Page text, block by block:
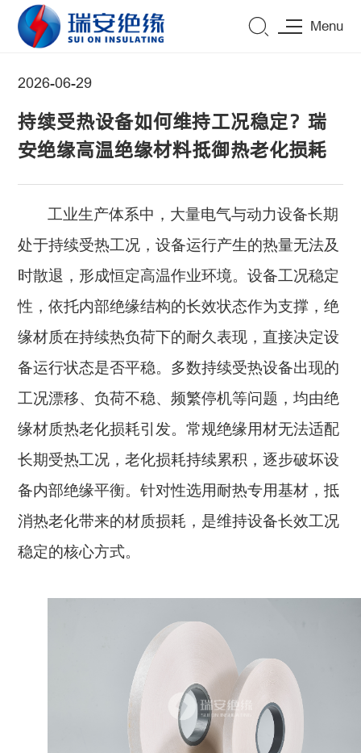
Menu
2026-06-29
持续受热设备如何维持工况稳定？瑞
安绝缘高温绝缘材料抵御热老化损耗
工业生产体系中，大量电气与动力设备长期
处于持续受热工况，设备运行产生的热量无法及
时散退，形成恒定高温作业环境。设备工况稳定
性，依托内部绝缘结构的长效状态作为支撑，绝
缘材质在持续热负荷下的耐久表现，直接决定设
备运行状态是否平稳。多数持续受热设备出现的
工况漂移、负荷不稳、频繁停机等问题，均由绝
缘材质热老化损耗引发。常规绝缘用材无法适配
长期受热工况，老化损耗持续累积，逐步破坏设
备内部绝缘平衡。针对性选用耐热专用基材，抵
消热老化带来的材质损耗，是维持设备长效工况
稳定的核心方式。